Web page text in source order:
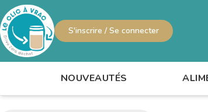
S'inscrire / Se connecter
NOUVEAUTÉS